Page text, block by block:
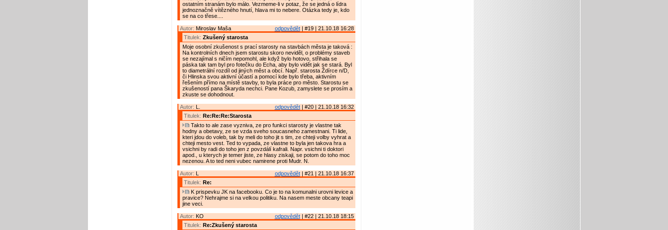
ostatním stranám bylo málo. Vezmeme-li v potaz, že se jedná o lídra
jednoznačně vítězného hnutí, hlava mi to nebere. Otázka tedy je, kdo
se na co třese....
odpovědět| #19 | 21.10.18 16:28
Autor: Miroslav Maša
Titulek: Zkušený starosta
Moje osobní zkušenost s prací starosty na stavbách města je taková :
Na kontrolních dnech jsem starostu skoro neviděl, o problémy staveb
se nezajímal s ničím nepomohl, ale když bylo hotovo, střihala se
páska tak tam byl pro fotečku do Echa, aby bylo vidět jak se stará. Byl
to diametrální rozdíl od jiných měst a obcí. Např. starosta Ždírce n/D,
či Hlinska svou aktivní účastí a pomocí kde bylo třeba, aktivním
řešením přímo na místě stavby, to byla práce pro město. Starostu se
zkušeností pana Škaryda nechci. Pane Kozub, zamyslete se prosím a
zkuste se dohodnout.
odpovědět| #20 | 21.10.18 16:32
Autor: L.
Titulek: Re:Re:Re:Starosta
Takto to ale zase vyzniva, ze pro funkci starosty je vlastne tak
hodny a obetavy, ze se vzda sveho soucasneho zamestnani. Ti lide,
kteri jdou do voleb, tak by meli do toho jit s tim, ze chteji volby vyhrat a
chteji mesto vest. Ted to vypada, ze vlastne to byla jen takova hra a
vsichni by radi do toho jen z povzdálí kafrali. Napr. vsichni ti doktori
apod., u kterych je temer jiste, ze hlasy ziskaji, se potom do toho moc
nezenou. A to ted neni vubec namirene proti Mudr. N.
odpovědět| #21 | 21.10.18 16:37
Autor: L
Titulek: Re:
K prispevku JK na facebooku. Co je to na komunalni urovni levice a
pravice? Nehrajme si na velkou politiku. Na nasem meste obcany teapi
jine veci.
odpovědět| #22 | 21.10.18 18:15
Autor: KO
Titulek: Re:Zkušený starosta